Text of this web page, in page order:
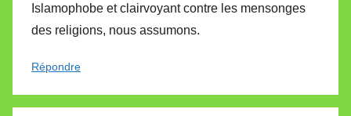
Islamophobe et clairvoyant contre les mensonges
des religions, nous assumons.
Répondre